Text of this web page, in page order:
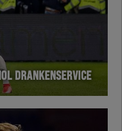
DRANKENSERVICE